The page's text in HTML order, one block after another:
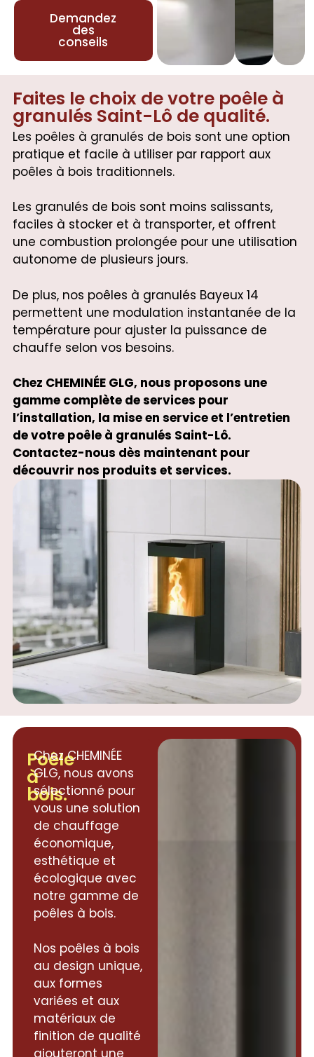
Demandez
des
conseils
Faites le choix de votre poêle à
granulés Saint-Lô de qualité.
Les poêles à granulés de bois sont une option
pratique et facile à utiliser par rapport aux
poêles à bois traditionnels.
Les granulés de bois sont moins salissants,
faciles à stocker et à transporter, et offrent
une combustion prolongée pour une utilisation
autonome de plusieurs jours.
De plus, nos poêles à granulés Bayeux 14
permettent une modulation instantanée de la
température pour ajuster la puissance de
chauffe selon vos besoins.
Chez CHEMINÉE GLG, nous proposons une
gamme complète de services pour
l’installation, la mise en service et l’entretien
de votre poêle à granulés Saint-Lô.
Contactez-nous dès maintenant pour
découvrir nos produits et services.
Poêle
à
bois.
Chez CHEMINÉE
GLG, nous avons
sélectionné pour
vous une solution
de chauffage
économique,
esthétique et
écologique avec
notre gamme de
poêles à bois.
Nos poêles à bois
au design unique,
aux formes
variées et aux
matériaux de
finition de qualité